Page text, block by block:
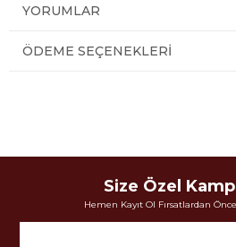
YORUMLAR
ÖDEME SEÇENEKLERI
Size Özel
Hemen Kayıt Ol Fırsatlardan